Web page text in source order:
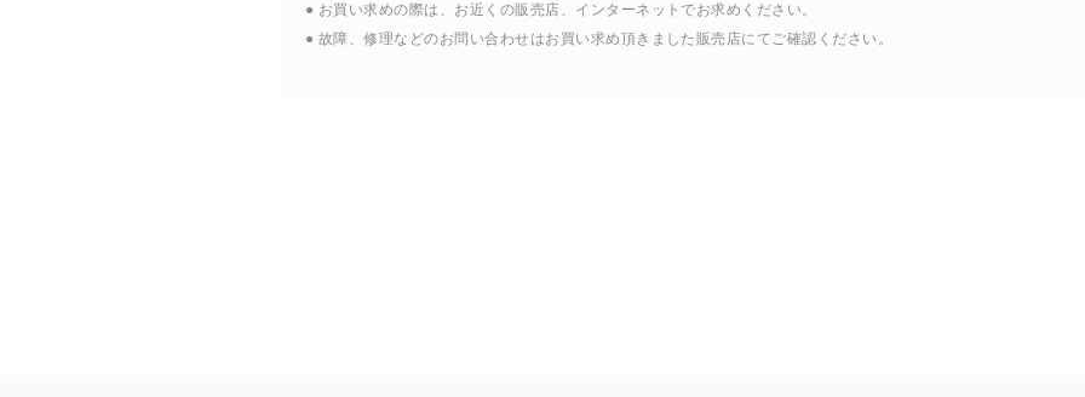
● お買い求めの際は、お近くの販売店、インターネットでお求めください。
● 故障、修理などのお問い合わせはお買い求め頂きました販売店にてご確認ください。